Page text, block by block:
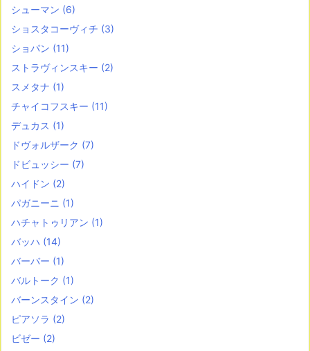
シューマン (6)
ショスタコーヴィチ (3)
ショパン (11)
ストラヴィンスキー (2)
スメタナ (1)
チャイコフスキー (11)
デュカス (1)
ドヴォルザーク (7)
ドビュッシー (7)
ハイドン (2)
パガニーニ (1)
ハチャトゥリアン (1)
バッハ (14)
バーバー (1)
バルトーク (1)
バーンスタイン (2)
ピアソラ (2)
ビゼー (2)